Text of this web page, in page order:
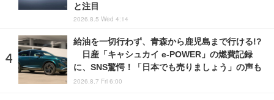
と注目
2026.8.5 Wed 4:14
給油を一切行わず、青森から鹿児島まで行ける!?
日産「キャシュカイ e-POWER」の燃費記録
に、SNS驚愕！「日本でも売りましょう」の声も
2026.8.7 Fri 6:00